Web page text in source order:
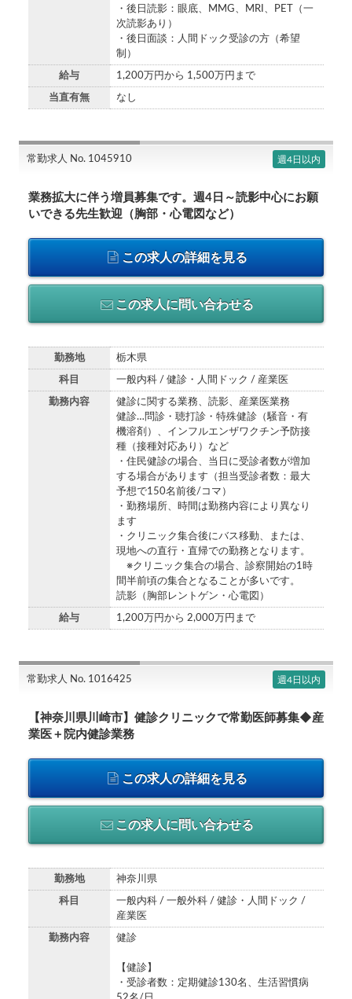
・後日読影：眼底、MMG、MRI、PET（一
次読影あり）
・後日面談：人間ドック受診の方（希望
制）
給与 1,200万円から 1,500万円まで
当直有無 なし
常勤求人 No. 1045910 週4日以内
業務拡大に伴う増員募集です。週4日～読影中心にお願
いできる先生歓迎（胸部・心電図など）
この求人の詳細を見る
この求人に問い合わせる
勤務地 栃木県
科目 一般内科 / 健診・人間ドック / 産業医
勤務内容
健診に関する業務、読影、産業医業務
健診…問診・聴打診・特殊健診（騒音・有
機溶剤）、インフルエンザワクチン予防接
種（接種対応あり）など
・住民健診の場合、当日に受診者数が増加
する場合があります（担当受診者数：最大
予想で150名前後/コマ）
・勤務場所、時間は勤務内容により異なり
ます
・クリニック集合後にバス移動、または、
現地への直行・直帰での勤務となります。
※クリニック集合の場合、診察開始の1時
間半前頃の集合となることが多いです。
読影（胸部レントゲン・心電図）
給与 1,200万円から 2,000万円まで
常勤求人 No. 1016425 週4日以内
【神奈川県川崎市】健診クリニックで常勤医師募集◆産
業医＋院内健診業務
この求人の詳細を見る
この求人に問い合わせる
勤務地 神奈川県
科目
一般内科 / 一般外科 / 健診・人間ドック /
産業医
勤務内容 健診
【健診】
・受診者数：定期健診130名、生活習慣病